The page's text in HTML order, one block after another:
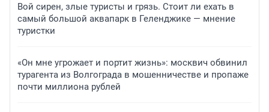
Вой сирен, злые туристы и грязь. Стоит ли ехать в
самый большой аквапарк в Геленджике — мнение
туристки
«Он мне угрожает и портит жизнь»: москвич обвинил
турагента из Волгограда в мошенничестве и пропаже
почти миллиона рублей